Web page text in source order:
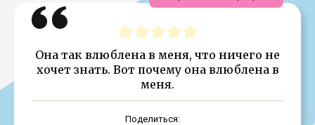
Она так влюблена в меня, что ничего не
хочет знать. Вот почему она влюблена в
меня.
Поделиться: